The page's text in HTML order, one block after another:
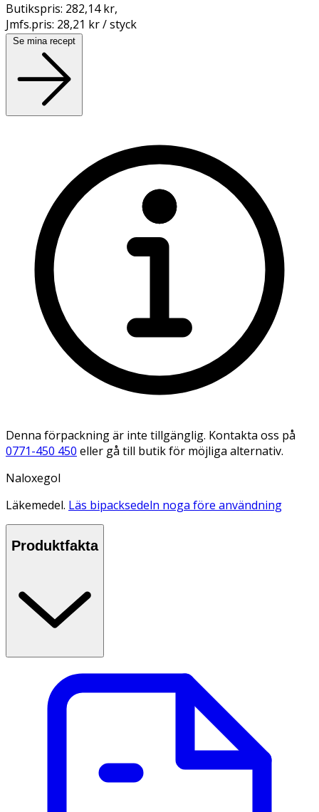
Butikspris: 282,14 kr,
Jmfs.pris: 28,21 kr / styck
Se mina recept
Denna förpackning är inte tillgänglig. Kontakta oss på
0771-450 450 eller gå till butik för möjliga alternativ.
Naloxegol
Läkemedel. Läs bipacksedeln noga före användning
Produktfakta